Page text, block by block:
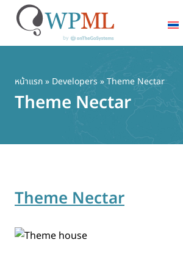
เนื้อหา
หน้าแรก» Developers » Theme Nectar
Theme Nectar
Theme Nectar